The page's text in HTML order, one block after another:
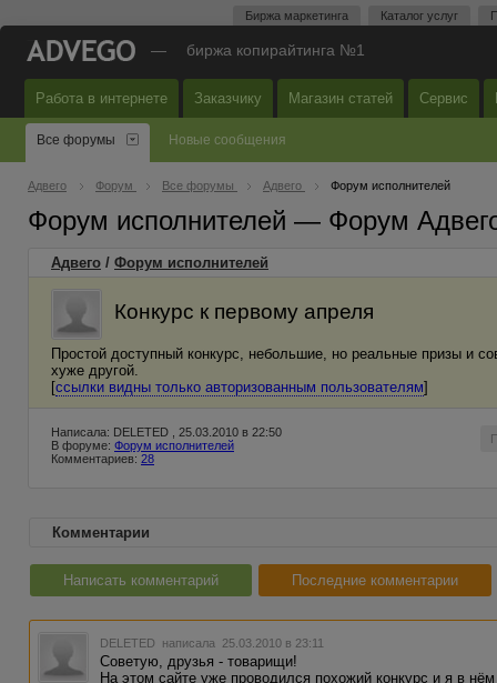
Биржа маркетинга Каталог услуг
— биржа копирайтинга №1
Работа в интернете Заказчику Магазин статей Сервис
Все форумы Новые сообщения
Адвего Форум Все форумы Адвего Форум исполнителей
Форум исполнителей — Форум
Адвего / Форум исполнителей
Конкурс к первому апреля
Простой доступный конкурс, небольшие, но реальные призы и
хуже другой.
[ссылки видны только авторизованным пользователям]
Написала: DELETED , 25.03.2010 в 22:50
В форуме: Форум исполнителей
Комментариев: 28
Комментарии
Написать комментарий Последние комментарии
DELETED написала 25.03.2010 в 23:11
Советую, друзья - товарищи!
На этом сайте уже проводился похожий конкурс и я в